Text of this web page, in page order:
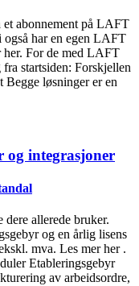
abonnement på LAFT
har en egen LAFT
her. For de med LAFT
startsiden: Forskjellen
løsninger er en
og integrasjoner
allerede bruker.
og en årlig lisens
mva. Les mer her .
Etableringsgebyr
av arbeidsordre,